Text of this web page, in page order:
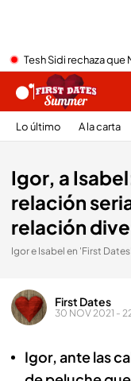
Tesh Sidi rechaza
Lo último A la carta
Igor, a
relación
relación
Igor e Isabel en 'First Dates'
First Dates
30 NOV 2021 -
Igor, ante las